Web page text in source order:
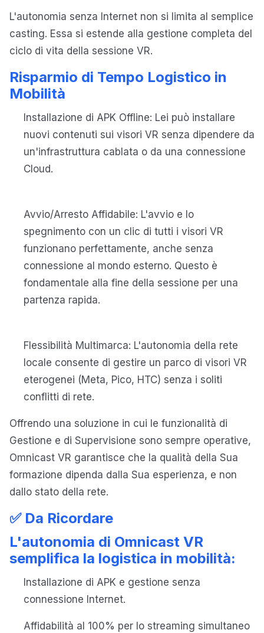
L'autonomia senza Internet non si limita al semplice
casting. Essa si estende alla gestione completa del
ciclo di vita della sessione VR.
Risparmio di Tempo Logistico in
Mobilità
Installazione di APK Offline: Lei può installare
nuovi contenuti sui visori VR senza dipendere da
un'infrastruttura cablata o da una connessione
Cloud.
Avvio/Arresto Affidabile: L'avvio e lo
spegnimento con un clic di tutti i visori VR
funzionano perfettamente, anche senza
connessione al mondo esterno. Questo è
fondamentale alla fine della sessione per una
partenza rapida.
Flessibilità Multimarca: L'autonomia della rete
locale consente di gestire un parco di visori VR
eterogenei (Meta, Pico, HTC) senza i soliti
conflitti di rete.
Offrendo una soluzione in cui le funzionalità di
Gestione e di Supervisione sono sempre operative,
Omnicast VR garantisce che la qualità della Sua
formazione dipenda dalla Sua esperienza, e non
dallo stato della rete.
✅ Da Ricordare
L'autonomia di Omnicast VR
semplifica la logistica in mobilità:
Installazione di APK e gestione senza
connessione Internet.
Affidabilità al 100% per lo streaming simultaneo